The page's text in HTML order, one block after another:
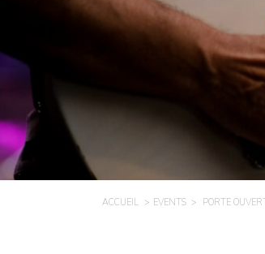
ACCUEIL EVENTS PORTE